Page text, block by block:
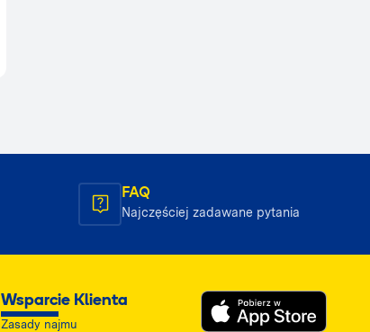
FAQ
Najczęściej zadawane pytania
Wsparcie Klienta
Zasady najmu